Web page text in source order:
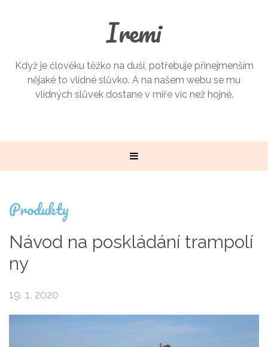
Iremi
Když je člověku těžko na duši, potřebuje přinejmenším
nějaké to vlídné slůvko. A na našem webu se mu
vlídných slůvek dostane v míře víc než hojné.
Produkty
Návod na poskládání trampolí
ny
19. 1. 2020